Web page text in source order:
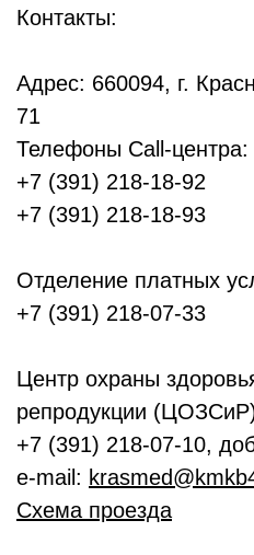
Контакты:
Адрес: 660094, г.
71
Телефоны Call-центра:
+7 (391) 218-18-92
+7 (391) 218-18-93
Отделение платных
+7 (391) 218-07-33
Центр охраны
репродукции
+7 (391) 218-07-10,
e-mail:
Схема проезда